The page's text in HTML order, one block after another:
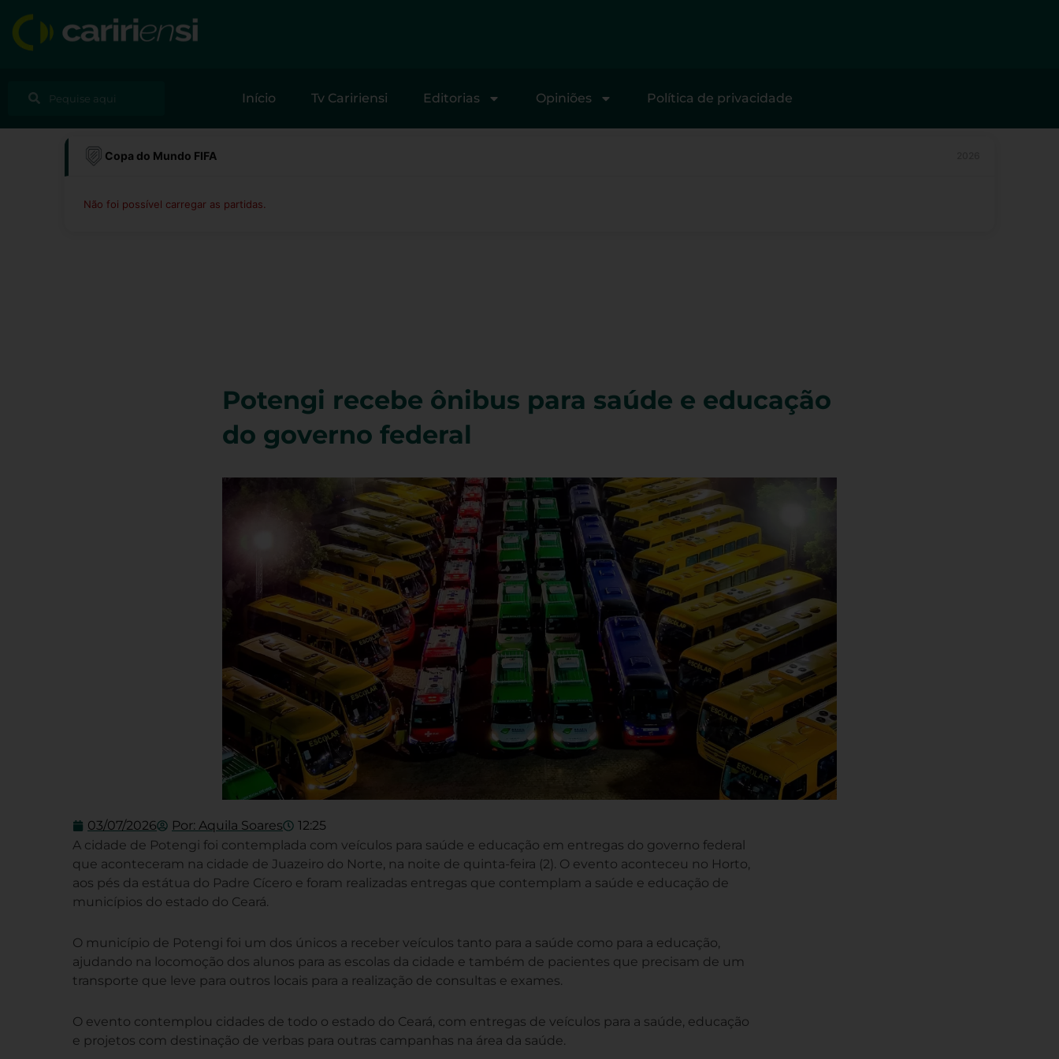
para
Pesquisar
Início Tv Caririensi Editorias Opiniões Política de privacidade
Copa do Mundo FIFA
Não foi possível carregar as partidas.
Potengi recebe ônibus para saúde e educação
do governo federal
03/07/2026 Por: Aquila Soares
12:25
A cidade de Potengi foi contemplada com veículos para saúde e educação em entregas do governo federal
que aconteceram na cidade de Juazeiro do Norte, na noite de quinta-feira (2). O evento aconteceu no Horto,
aos pés da estátua do Padre Cícero e foram realizadas entregas que contemplam a saúde e educação de
municípios do estado do Ceará.
O município de Potengi foi um dos únicos a receber veículos tanto para a saúde como para a educação,
ajudando na locomoção dos alunos para as escolas da cidade e também de pacientes que precisam de um
transporte que leve para outros locais para a realização de consultas e exames.
O evento contemplou cidades de todo o estado do Ceará, com entregas de veículos para a saúde, educação
e projetos com destinação de verbas para outras campanhas na área da saúde.